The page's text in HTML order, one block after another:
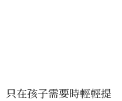
只在孩子需要時輕輕提